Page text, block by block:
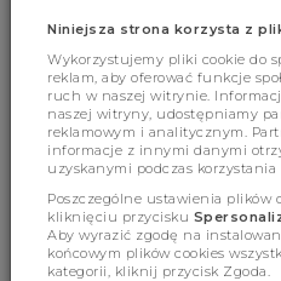
Cechy produktu
Wymiary
Niniejsza strona korzysta z
Wykorzystujemy pliki cookie do
reklam, aby oferować funkcje
ruch w naszej witrynie.
naszej witryny, udostępniamy
reklamowym i analitycznym.
informacje z innymi danymi
uzyskanymi podczas korzystania
Poszczególne ustawienia plików
kliknięciu przycisku
Aby wyrazić zgodę na
końcowym plików cookies
kategorii, kliknij przycisk Zgoda.